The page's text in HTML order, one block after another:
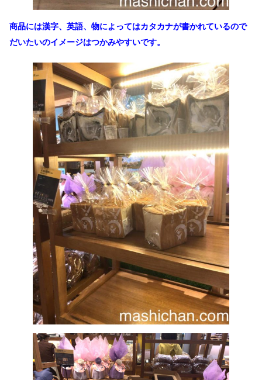
商品には漢字、英語、物によってはカタカナが書かれているので
だいたいのイメージはつかみやすいです。